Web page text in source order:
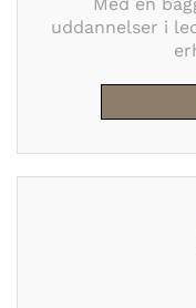
uddannelser i